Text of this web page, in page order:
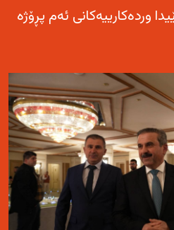
وردەکارییەکانی ئەم پڕۆژە